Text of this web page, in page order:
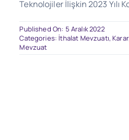
Teknolojiler İlişkin 2023 Yılı
Published On: 5 Aralık 2022
Categories: İthalat Mevzuatı,
Mevzuat